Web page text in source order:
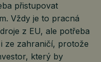
přistupovat
Vždy je to pracná
z EU, ale potřeba
ze zahraničí, protože
který by